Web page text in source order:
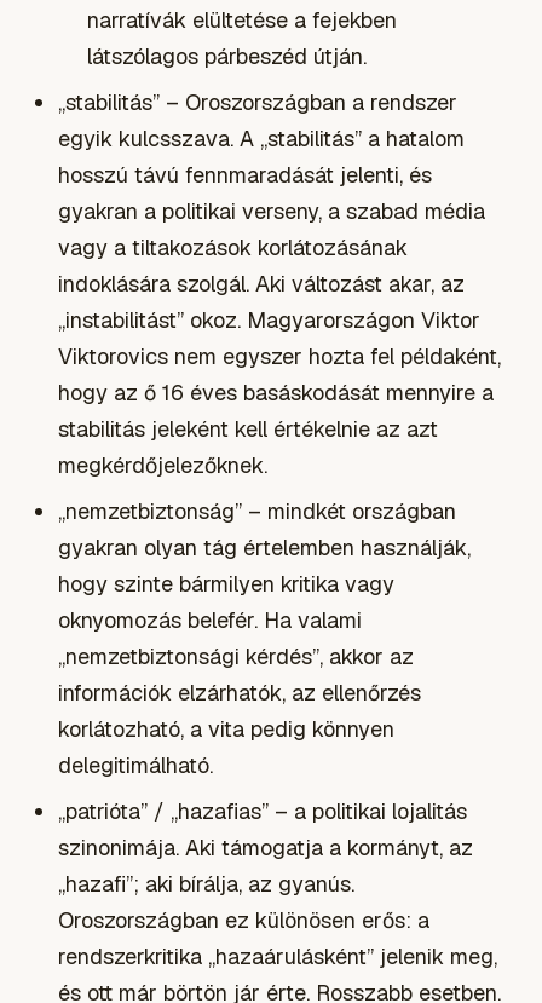
narratívák elültetése a fejekben
látszólagos párbeszéd útján.
„stabilitás” – Oroszországban a rendszer
egyik kulcsszava. A „stabilitás” a hatalom
hosszú távú fennmaradását jelenti, és
gyakran a politikai verseny, a szabad média
vagy a tiltakozások korlátozásának
indoklására szolgál. Aki változást akar, az
„instabilitást” okoz. Magyarországon Viktor
Viktorovics nem egyszer hozta fel példaként,
hogy az ő 16 éves basáskodását mennyire a
stabilitás jeleként kell értékelnie az azt
megkérdőjelezőknek.
„nemzetbiztonság” – mindkét országban
gyakran olyan tág értelemben használják,
hogy szinte bármilyen kritika vagy
oknyomozás belefér. Ha valami
„nemzetbiztonsági kérdés”, akkor az
információk elzárhatók, az ellenőrzés
korlátozható, a vita pedig könnyen
delegitimálható.
„patrióta” / „hazafias” – a politikai lojalitás
szinonimája. Aki támogatja a kormányt, az
„hazafi”; aki bírálja, az gyanús.
Oroszországban ez különösen erős: a
rendszerkritika „hazaárulásként” jelenik meg,
és ott már börtön jár érte. Rosszabb esetben.